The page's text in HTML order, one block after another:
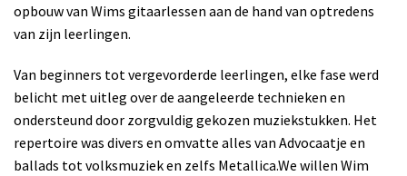
opbouw van Wims gitaarlessen aan de hand van optredens
van zijn leerlingen.
Van beginners tot vergevorderde leerlingen, elke fase werd
belicht met uitleg over de aangeleerde technieken en
ondersteund door zorgvuldig gekozen muziekstukken. Het
repertoire was divers en omvatte alles van Advocaatje en
ballads tot volksmuziek en zelfs Metallica.We willen Wim